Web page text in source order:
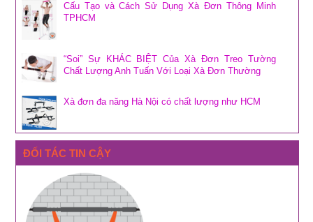
Cấu Tạo và Cách Sử Dụng Xà Đơn Thông Minh
TPHCM
“Soi” Sự KHÁC BIỆT Của Xà Đơn Treo Tường
Chất Lượng Anh Tuấn Với Loại Xà Đơn Thường
Xà đơn đa năng Hà Nội có chất lượng như HCM
ĐỐI TÁC TIN CẬY